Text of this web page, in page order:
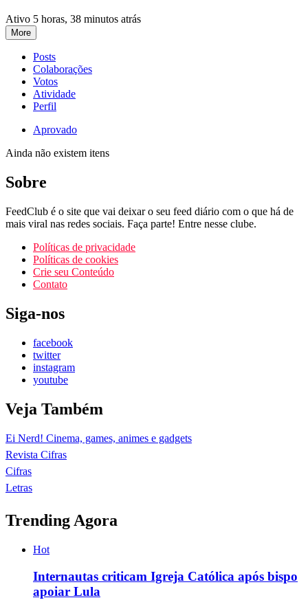
Ativo 5 horas, 38 minutos atrás
More
Posts
Colaborações
Votos
Atividade
Perfil
Aprovado
Ainda não existem itens
Sobre
FeedClub é o site que vai deixar o seu feed diário com o que há de
mais viral nas redes sociais. Faça parte! Entre nesse clube.
Políticas de privacidade
Políticas de cookies
Crie seu Conteúdo
Contato
Siga-nos
facebook
twitter
instagram
youtube
Veja Também
Ei Nerd! Cinema, games, animes e gadgets
Revista Cifras
Cifras
Letras
Trending Agora
Hot
Internautas criticam Igreja Católica após bispo
apoiar Lula